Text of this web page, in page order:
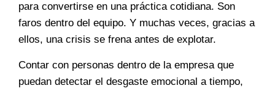
para convertirse en una práctica cotidiana. Son
faros dentro del equipo. Y muchas veces, gracias a
ellos, una crisis se frena antes de explotar.
Contar con personas dentro de la empresa que
puedan detectar el desgaste emocional a tiempo,